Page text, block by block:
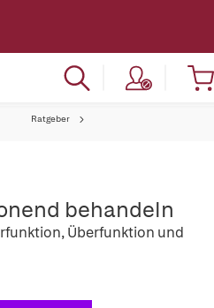
Ratgeber
behandeln
Überfunktion und